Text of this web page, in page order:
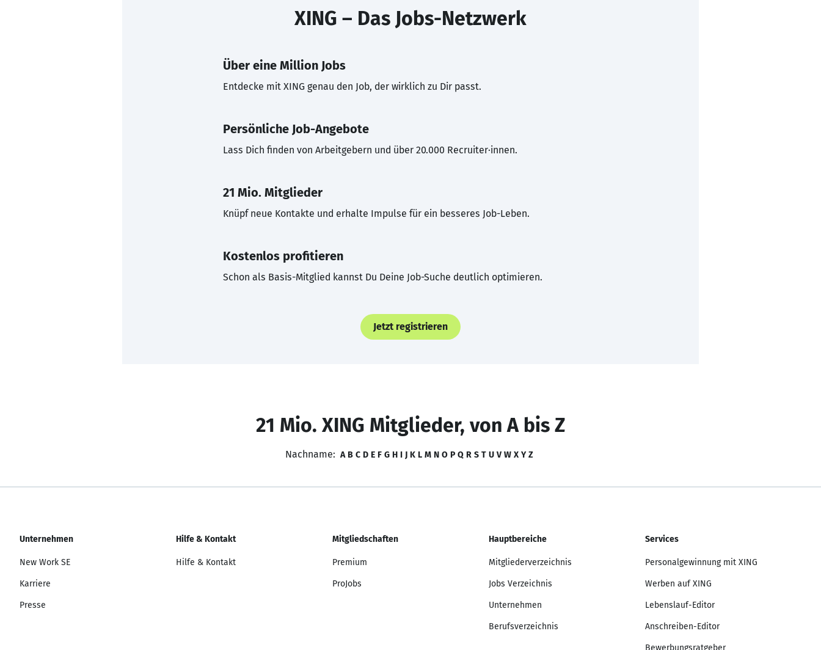
XING – Das Jobs-Netzwerk
Über eine Million Jobs
Entdecke mit XING genau den Job, der wirklich zu Dir passt.
Persönliche Job-Angebote
Lass Dich finden von Arbeitgebern und über 20.000 Recruiter·innen.
21 Mio. Mitglieder
Knüpf neue Kontakte und erhalte Impulse für ein besseres Job-Leben.
Kostenlos profitieren
Schon als Basis-Mitglied kannst Du Deine Job-Suche deutlich optimieren.
Jetzt registrieren
21 Mio. XING Mitglieder, von A bis Z
Nachname: A B C D E F G H I J K L M N O P Q R S T U V W X Y Z
Unternehmen
New Work SE
Karriere
Presse
Hilfe & Kontakt
Hilfe & Kontakt
Mitgliedschaften
Premium
ProJobs
Hauptbereiche
Mitgliederverzeichnis
Jobs Verzeichnis
Unternehmen
Berufsverzeichnis
Services
Personalgewinnung mit XING
Werben auf XING
Lebenslauf-Editor
Anschreiben-Editor
Bewerbungsratgeber